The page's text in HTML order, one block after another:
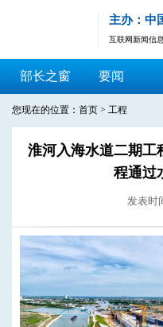
主办：中
互联网新闻信
部长之窗 要闻
您现在的位置： 首页 > 工程
淮河入海水道二期工
程通过
发表时